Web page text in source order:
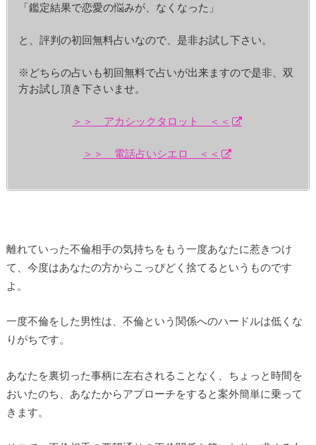
「鑑定結果で恋愛の悩みが、なくなった」
と、評判の初回無料占いなので、是非お試し下さい。
※どちらの占いも初回無料で占いが出来ますので是非、双
方お試し頂き下さいませ。
＞＞ アカシックタロット ＜＜
＞＞ 電話占いシエロ ＜＜
離れていった不倫相手の気持ちをもう一度あなたに惹きつけ
て、今度はあなたの方からこっぴどく捨てるというものです
よ。
一度不倫をした男性は、不倫という関係へのハードルは低くな
りがちです。
あなたを裏切った事柄に左右されることなく、ちょっと時間を
おいたのち、あなたからアプローチをすると案外簡単に乗って
きます。